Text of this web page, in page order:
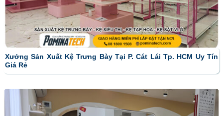
Xưởng Sản Xuất Kệ Trưng Bày Tại P. Cát Lái Tp. HCM Uy Tín
Giá Rẻ